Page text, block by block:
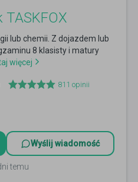
TASKFOX
lub chemii. Z dojazdem lub
8 klasisty i matury
więcej
811 opinii
Wyślij wiadomość
temu